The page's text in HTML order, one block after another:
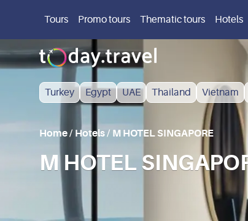
Tours Promo tours Thematic tours Hotels
Turkey Egypt UAE Thailand Vietnam
Home/ Hotels/ M HOTEL SINGAPORE
M HOTEL